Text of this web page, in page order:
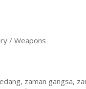
/ Weapons
zaman gangsa,